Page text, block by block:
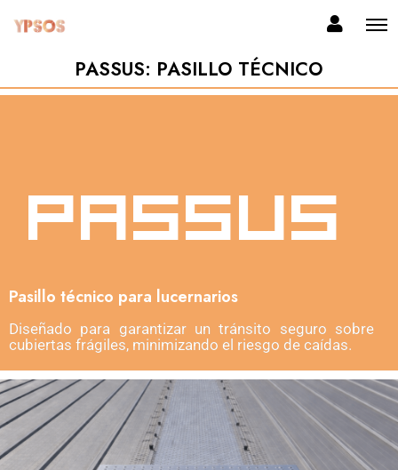
PASSUS: PASILLO TÉCNICO
Pasillo técnico para lucernarios
Diseñado para garantizar un tránsito seguro sobre
cubiertas frágiles, minimizando el riesgo de caídas.